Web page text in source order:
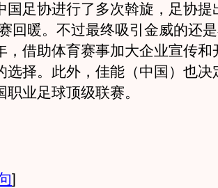
国足协进行了多次斡旋，足协提
回暖。不过最终吸引金威的
，借助体育赛事加大企业宣传和
选择。此外，佳能（中国）也决
职业足球顶级联赛。
]